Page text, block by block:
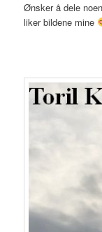
Ønsker å dele
liker bildene mine